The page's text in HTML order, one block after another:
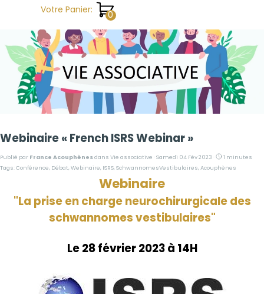
Aller au contenuVotre Panier:
Webinaire « French ISRS Webinar »
Publié par France Acouphènesdans Vie associative · Samedi 04 Fév 2023 ·
1 minutes
Tags:Conférence, Débat, Webinaire, ISRS, SchwannomesVestibulaires, Acouphènes
Webinaire
"La prise en charge neurochirurgicale des
schwannomes vestibulaires"
Le 28 février 2023 à 14H